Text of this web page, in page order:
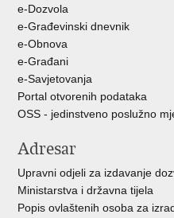
e-Dozvola
e-Građevinski dnevnik
e-Obnova
e-Građani
e-Savjetovanja
Portal otvorenih podataka
OSS - jedinstveno poslužno
Adresar
Upravni odjeli za izdavanje
Ministarstva i državna tijela
Popis ovlaštenih osoba za